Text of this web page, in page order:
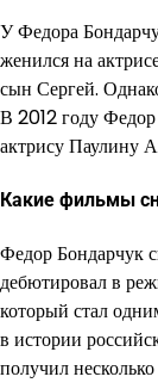
У Федора
женился на
сын Сергей.
В 2012 году
актрису Паулину
Какие фильмы
Федор Бондарчук
дебютировал в
который стал
в истории
получил